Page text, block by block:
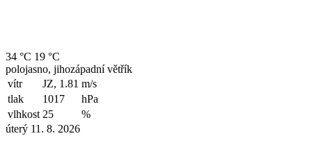
34 °C 19 °C
polojasno, jihozápadní větřík
vítr
JZ, 1.81 m/s
tlak
1017
hPa
vlhkost 25
%
úterý 11. 8. 2026